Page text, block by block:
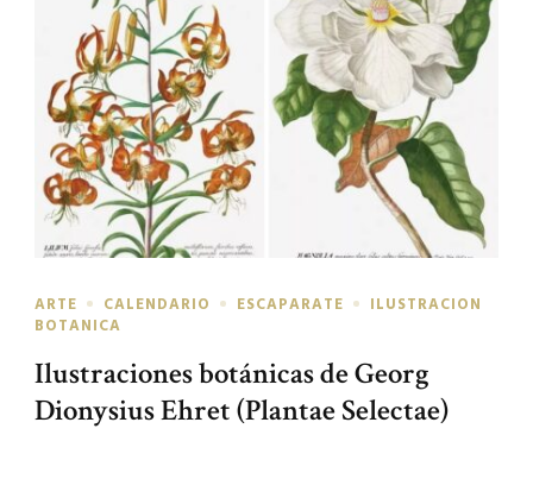
ARTE CALENDARIO ESCAPARATE
ILUSTRACION
BOTANICA
Ilustraciones botánicas de Georg
Dionysius Ehret (Plantae Selectae)